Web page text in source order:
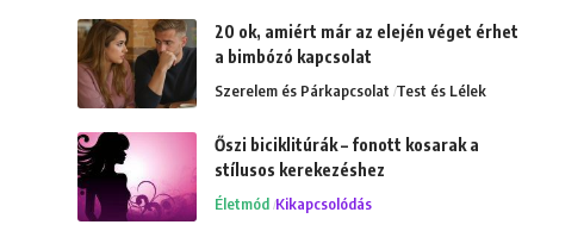
20 ok, amiért már az elején véget érhet
a bimbózó kapcsolat
Szerelem és Párkapcsolat Test és Lélek
Őszi biciklitúrák – fonott kosarak a
stílusos kerekezéshez
Életmód Kikapcsolódás